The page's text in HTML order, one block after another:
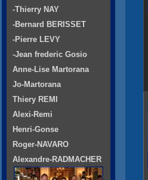
-Thierry NAY
-Bernard BERISSET
-Pierre LEVY
-Jean frederic Gosio
Anne-Lise Martorana
Jo-Martorana
Thiery REMI
Alexi-Remi
Henri-Gonse
Roger-NAVARO
Alexandre-RADMACHER